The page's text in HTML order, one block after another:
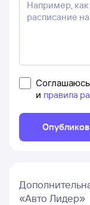
и правила
«Авто Лидер»